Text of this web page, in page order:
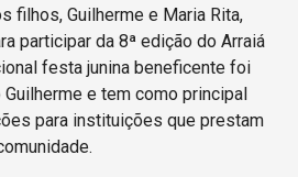
filhos, Guilherme e Maria Rita,
participar da 8ª edição do Arraiá
festa junina beneficente foi
e tem como principal
para instituições que prestam